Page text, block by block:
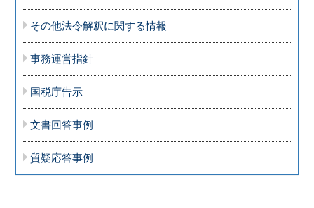
その他法令解釈に関する情報
事務運営指針
国税庁告示
文書回答事例
質疑応答事例